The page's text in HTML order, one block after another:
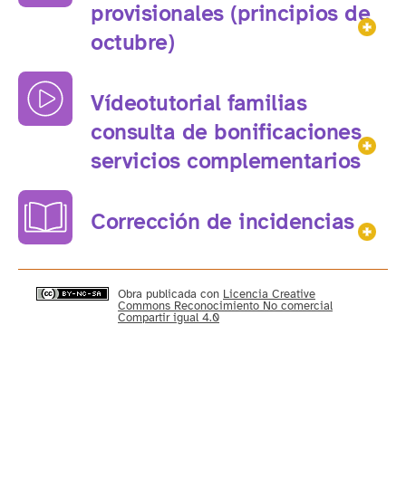
provisionales (principios de
octubre)
Vídeotutorial familias
consulta de bonificaciones
servicios complementarios
Corrección de incidencias
Obra publicada con Licencia Creative
Commons Reconocimiento No comercial
Compartir igual 4.0